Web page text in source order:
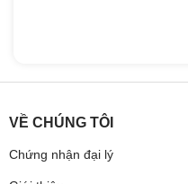
VỀ CHÚNG TÔI
Chứng nhận đại lý